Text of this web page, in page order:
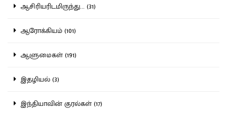
ஆசிரியரிடமிருந்து... (31)
ஆரோக்கியம் (101)
ஆளுமைகள் (191)
இதழியல் (3)
இந்தியாவின் குரல்கள் (17)